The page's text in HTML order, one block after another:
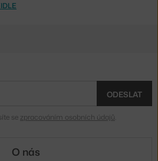
ODESLAT
se zpracováním osobních údajů
O nás